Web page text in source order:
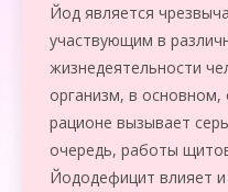
Йод является
участвующим в
жизнедеятельности
организм, в основном,
рационе вызывает
очередь, работы
Йододефицит влияет